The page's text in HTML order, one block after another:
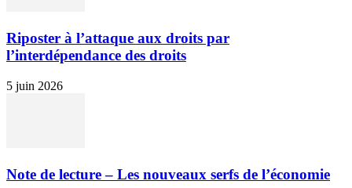
Riposter à l’attaque aux droits par
l’interdépendance des droits
5 juin 2026
Note de lecture – Les nouveaux serfs de l’économie